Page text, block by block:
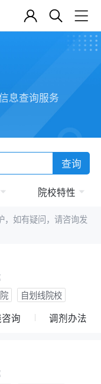
息查询服务
查询
院校特性
，如有疑问，请咨询发
自划线院校
询 调剂办法